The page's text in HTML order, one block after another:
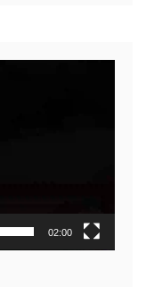
02:00